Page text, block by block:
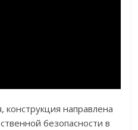
направлена
безопасности в